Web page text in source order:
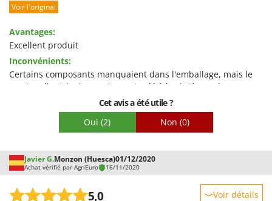
Prestations
Qualité / Prix
Facilité de montage
Emballage
Voir l'original
Avantages:
Excellent produit
Inconvénients:
Certains composants manquaient dans l'emballage, mais le
service client Agrieuro n'a pas tardé à les intégrer dans un
Cet avis a été utile ?
Oui (2) Non (0)
Javier G.Monzon (Huesca)01/12/2020
Achat vérifié par AgriEuro 16/11/2020
5,0 Voir détails